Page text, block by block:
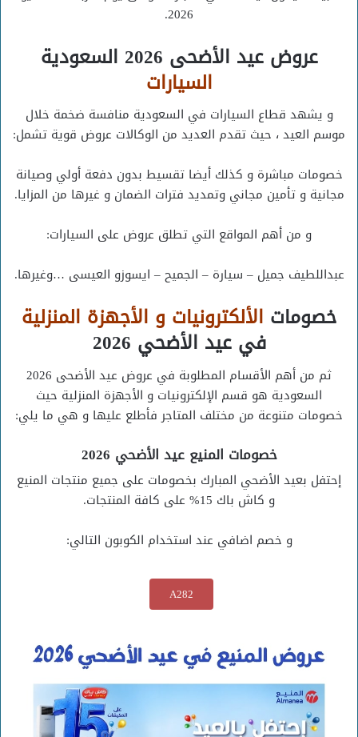
2026.
عروض عيد الأضحى 2026 السعودية
السيارات
و يشهد قطاع السيارات في السعودية منافسة ضخمة خلال
موسم العيد ، حيث تقدم العديد من الوكالات عروض قوية تشمل:
خصومات مباشرة و كذلك أيضا تقسيط بدون دفعة أولي وصيانة
مجانية و تأمين مجاني وتمديد فترات الضمان و غيرها من المزايا.
و من أهم المواقع التي تطلق عروض على السيارات:
عبداللطيف جميل – سيارة – الجميح – ايسوزو العيسى …وغيرها.
خصومات الألكترونيات و الأجهزة المنزلية
في عيد الأضحي 2026
ثم من أهم الأقسام المطلوبة في عروض عيد الأضحى 2026
السعودية هو قسم الإلكترونيات و الأجهزة المنزلية حيث
خصومات متنوعة من مختلف المتاجر فأطلع عليها و هي ما يلي:
خصومات المنيع عيد الأضحي 2026
إحتفل بعيد الأضحي المبارك بخصومات على جميع منتجات المنيع
و كاش باك 15% على كافة المنتجات.
و خصم اضافي عند استخدام الكوبون التالي:
A282